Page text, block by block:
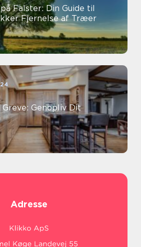
Falster: Din Guide til
Fjernelse af Træer
Genopliv Dit
Adresse